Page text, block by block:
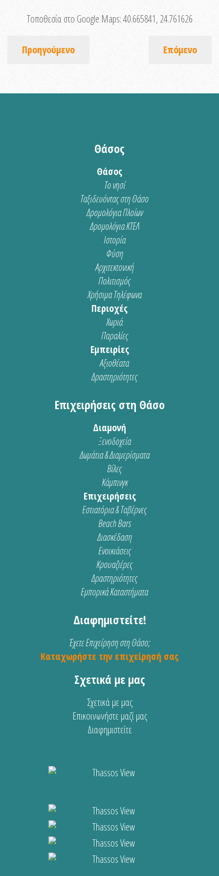
Τοποθεσία στο Google Maps:40.665841, 24.761626
Προηγούμενο Επόμενο
Θάσος
Θάσος
Το νησί
Ταξιδευόντας στη Θάσο
Δρομολόγια Πλοίων
Δρομολόγια ΚΤΕΛ
Ιστορία
Φύση
Αρχιτεκτονική
Πολιτισμός
Χρήσιμα Τηλέφωνα
Περιοχές
Χωριά
Παραλίες
Εμπειρίες
Αξιοθέατα
Δραστηριότητες
Επιχειρήσεις στη Θάσο
Διαμονή
Ξενοδοχεία
Δωμάτια & Διαμερίσματα
Βίλες
Κάμπινγκ
Επιχειρήσεις
Εστιατόρια & Ταβέρνες
Beach Bars
Διασκέδαση
Ενοικιάσεις
Κρουαζιέρες
Δραστηριότητες
Εμπορικά Καταστήματα
Διαφημιστείτε!
Έχετε Επιχείρηση στη Θάσο;
Καταχωρήστε την επιχείρησή σας
Σχετικά με μας
Σχετικά με μας
Επικοινωνήστε μαζί μας
Διαφημιστείτε